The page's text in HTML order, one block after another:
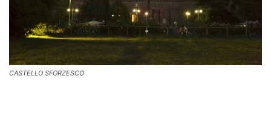
CASTELLO SFORZESCO